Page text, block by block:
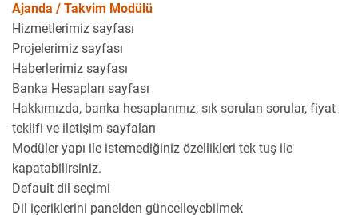
Ajanda / Takvim Modülü
Hizmetlerimiz sayfası
Projelerimiz sayfası
Haberlerimiz sayfası
Banka Hesapları sayfası
Hakkımızda, banka hesaplarımız, sık sorulan sorular, fiyat
teklifi ve iletişim sayfaları
Modüler yapı ile istemediğiniz özellikleri tek tuş ile
kapatabilirsiniz.
Default dil seçimi
Dil içeriklerini panelden güncelleyebilmek